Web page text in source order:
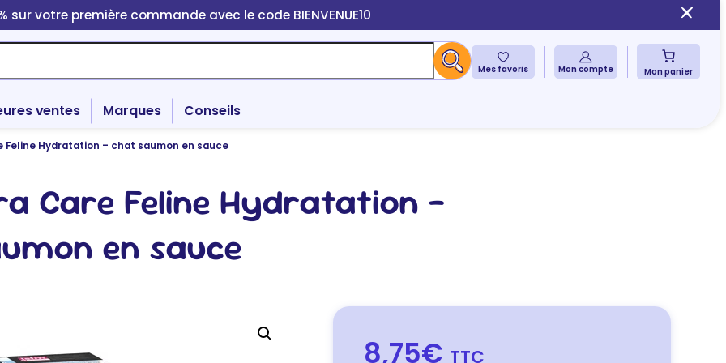
sur votre première commande avec le code BIENVENUE10
Mes favoris Mon compte Mon panier
ventes Marques Conseils
Feline Hydratation – chat saumon en sauce
Care Feline Hydratation –
en sauce
8,75€ TTC